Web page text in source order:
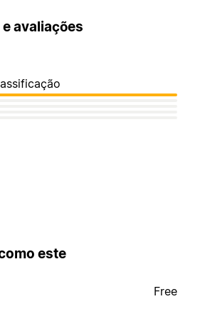
avaliações
este
Free